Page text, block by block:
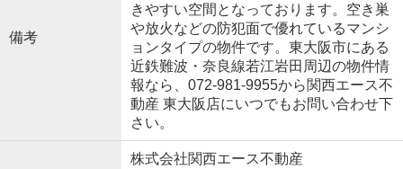
備考
きやすい空間となっております。空き巣
や放火などの防犯面で優れているマンシ
ョンタイプの物件です。東大阪市にある
近鉄難波・奈良線若江岩田周辺の物件情
報なら、072-981-9955から関西エース不
動産 東大阪店にいつでもお問い合わせ下
さい。
株式会社関西エース不動産